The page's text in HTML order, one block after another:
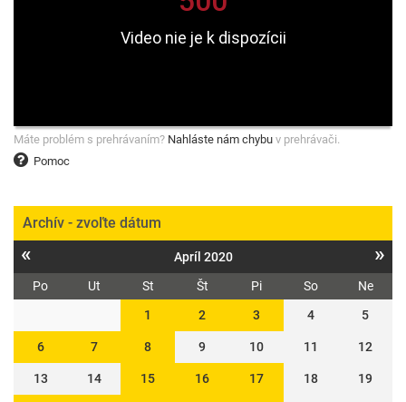
Pomoc
Máte problém s prehrávaním? Nahláste nám chybu v prehrávači.
Archív - zvoľte dátum
« Apríl 2020 »
Po Ut St Št Pi So
Ne
1
2 3 4 5
6 7 8 9 10 11 12
13 14 15 16 17 18 19